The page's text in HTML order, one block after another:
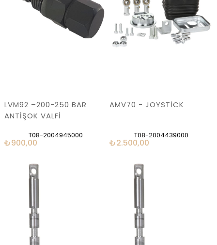
LVM92 –200-250 BAR
ANTİŞOK VALFİ
T08-2004945000
₺900,00
AMV70 - JOYSTİCK
T08-2004439000
₺2.500,00